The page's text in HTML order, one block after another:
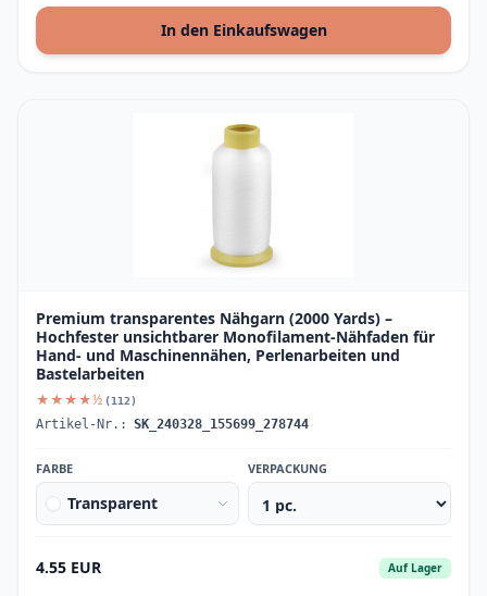
In den Einkaufswagen
Premium transparentes Nähgarn (2000 Yards) –
Hochfester unsichtbarer Monofilament-Nähfaden für
Hand- und Maschinennähen, Perlenarbeiten und
Bastelarbeiten
★★★★½ (112)
Artikel-Nr.: SK_240328_155699_278744
FARBE
Transparent
VERPACKUNG
4.55 EUR Auf Lager